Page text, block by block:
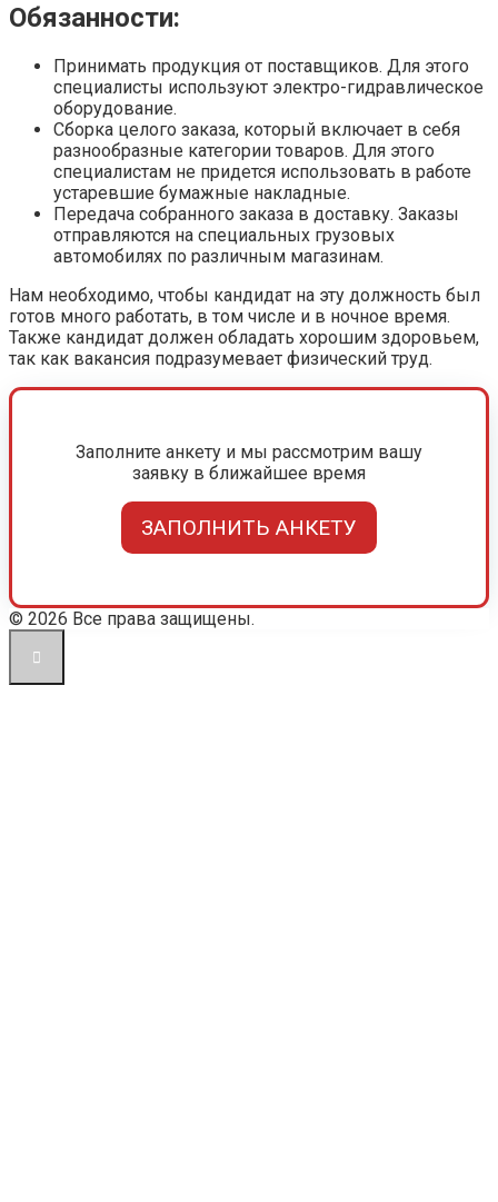
Обязанности:
Принимать продукция от поставщиков. Для этого
специалисты используют электро-гидравлическое
оборудование.
Сборка целого заказа, который включает в себя
разнообразные категории товаров. Для этого
специалистам не придется использовать в работе
устаревшие бумажные накладные.
Передача собранного заказа в доставку. Заказы
отправляются на специальных грузовых
автомобилях по различным магазинам.
Нам необходимо, чтобы кандидат на эту должность был
готов много работать, в том числе и в ночное время.
Также кандидат должен обладать хорошим здоровьем,
так как вакансия подразумевает физический труд.
Заполните анкету и мы рассмотрим вашу
заявку в ближайшее время
ЗАПОЛНИТЬ АНКЕТУ
© 2026 Все права защищены.